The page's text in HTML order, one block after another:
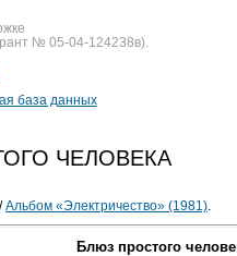
№ 05-04-124238в).
ЧЕЛОВЕКА
Альбом «Электричество» (1981).
Блюз простого